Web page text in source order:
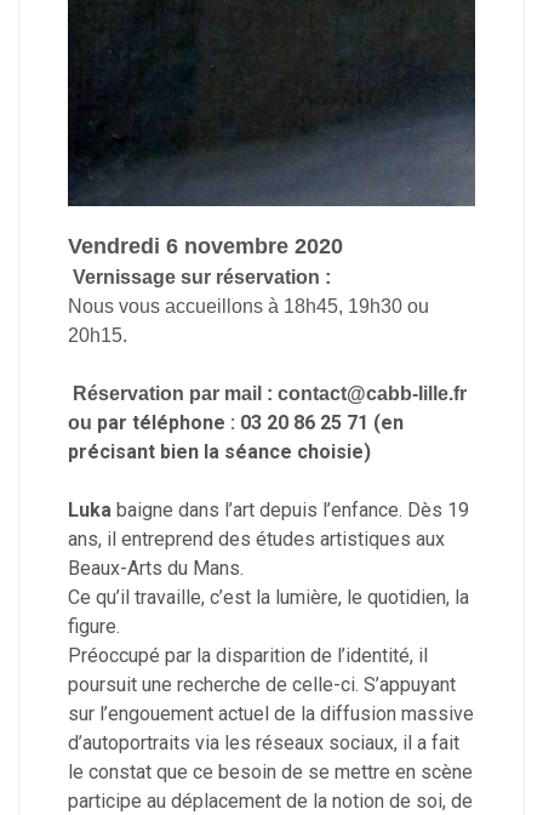
Vendredi 6 novembre 2020
Vernissage sur réservation :
Nous vous accueillons à 18h45, 19h30 ou
20h15.
Réservation par mail : contact@cabb-lille.fr
ou par téléphone : 03 20 86 25 71 (en
précisant bien la séance choisie)
Luka baigne dans l’art depuis l’enfance. Dès 19
ans, il entreprend des études artistiques aux
Beaux-Arts du Mans.
Ce qu’il travaille, c’est la lumière, le quotidien, la
figure.
Préoccupé par la disparition de l’identité, il
poursuit une recherche de celle-ci. S’appuyant
sur l’engouement actuel de la diffusion massive
d’autoportraits via les réseaux sociaux, il a fait
le constat que ce besoin de se mettre en scène
participe au déplacement de la notion de soi, de